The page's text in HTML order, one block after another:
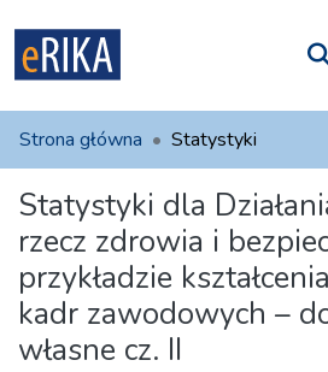
i
na UAFM
Informacja
Dla autorów
Pomoc
Strona główna Statystyki
Statystyki dla
rzecz zdrowia i
przykładzie
kadr zawodowych –
własne cz. II